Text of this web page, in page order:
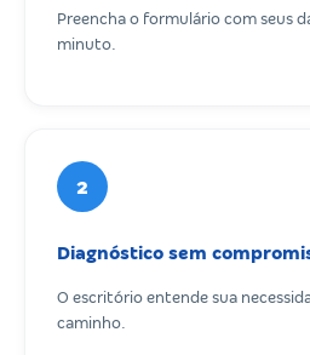
Preencha o formulário com seus
minuto.
2
Diagnóstico sem
O escritório entende sua
caminho.